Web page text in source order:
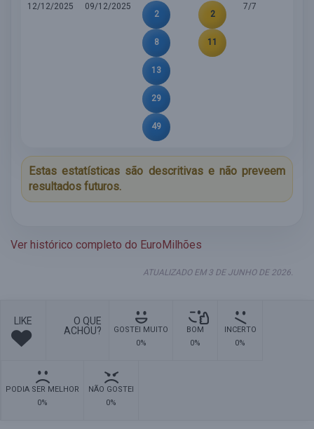
12/12/2025
09/12/2025
2
8
13
29
49
2
11
7/7
Estas estatísticas são descritivas e não preveem
resultados futuros.
Ver histórico completo do EuroMilhões
ATUALIZADO EM 3 DE JUNHO DE 2026.
LIKE
O QUE
ACHOU?
GOSTEI MUITO
0%
BOM
0%
INCERTO
0%
PODIA SER MELHOR
0%
NÃO GOSTEI
0%